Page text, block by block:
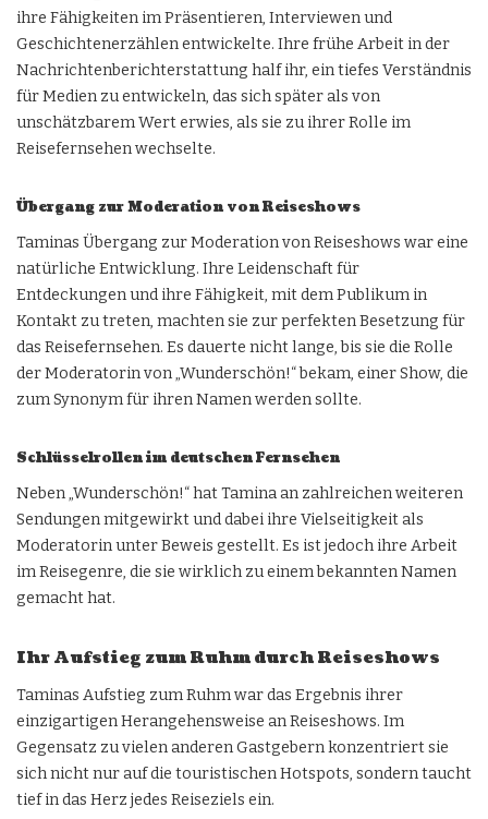
ihre Fähigkeiten im Präsentieren, Interviewen und
Geschichtenerzählen entwickelte. Ihre frühe Arbeit in der
Nachrichtenberichterstattung half ihr, ein tiefes Verständnis
für Medien zu entwickeln, das sich später als von
unschätzbarem Wert erwies, als sie zu ihrer Rolle im
Reisefernsehen wechselte.
Übergang zur Moderation von Reiseshows
Taminas Übergang zur Moderation von Reiseshows war eine
natürliche Entwicklung. Ihre Leidenschaft für
Entdeckungen und ihre Fähigkeit, mit dem Publikum in
Kontakt zu treten, machten sie zur perfekten Besetzung für
das Reisefernsehen. Es dauerte nicht lange, bis sie die Rolle
der Moderatorin von „Wunderschön!“ bekam, einer Show, die
zum Synonym für ihren Namen werden sollte.
Schlüsselrollen im deutschen Fernsehen
Neben „Wunderschön!“ hat Tamina an zahlreichen weiteren
Sendungen mitgewirkt und dabei ihre Vielseitigkeit als
Moderatorin unter Beweis gestellt. Es ist jedoch ihre Arbeit
im Reisegenre, die sie wirklich zu einem bekannten Namen
gemacht hat.
Ihr Aufstieg zum Ruhm durch Reiseshows
Taminas Aufstieg zum Ruhm war das Ergebnis ihrer
einzigartigen Herangehensweise an Reiseshows. Im
Gegensatz zu vielen anderen Gastgebern konzentriert sie
sich nicht nur auf die touristischen Hotspots, sondern taucht
tief in das Herz jedes Reiseziels ein.